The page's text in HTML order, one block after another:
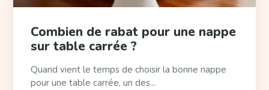
Combien de rabat pour une nappe
sur table carrée ?
Quand vient le temps de choisir la bonne nappe
pour une table carrée, un des...